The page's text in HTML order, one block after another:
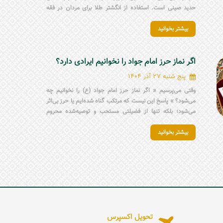
حدید صینی است. استفاده از انگشتر طلا برای مردان در فقه
مردانه مذهبی، علاوه بر زیبایی، باید به اصالت نگین، جنس رکاب،
ذکر روی انگشتر، آداب استفاده و نظر مرجع تقلید توجه کرد.
بیشتر بخوانید
اگر نماز حرز امام جواد را نخوانیم ایرادی دارد؟
پنج شنبه 27 آذر 1404
وقتی می‌پرسیم « اگر نماز حرز امام جواد (ع) را نخوانیم چه
می‌شود؟ » پاسخ این نیست که مرتکب گناه شده‌ایم یا حرز بی‌اثر
می‌شود؛ بلکه تنها از فضیلتی مستحب و توصیه‌شده محروم
بر بازو یا در قالب انگشتر حرز امام جواد (ع)، ابزارهایی هستند
برای تقویت توجه درونی؛ یادآورهایی که کمک می‌کنند ذهن و دل
بیشتر بخوانید
تحویل اکسپرس